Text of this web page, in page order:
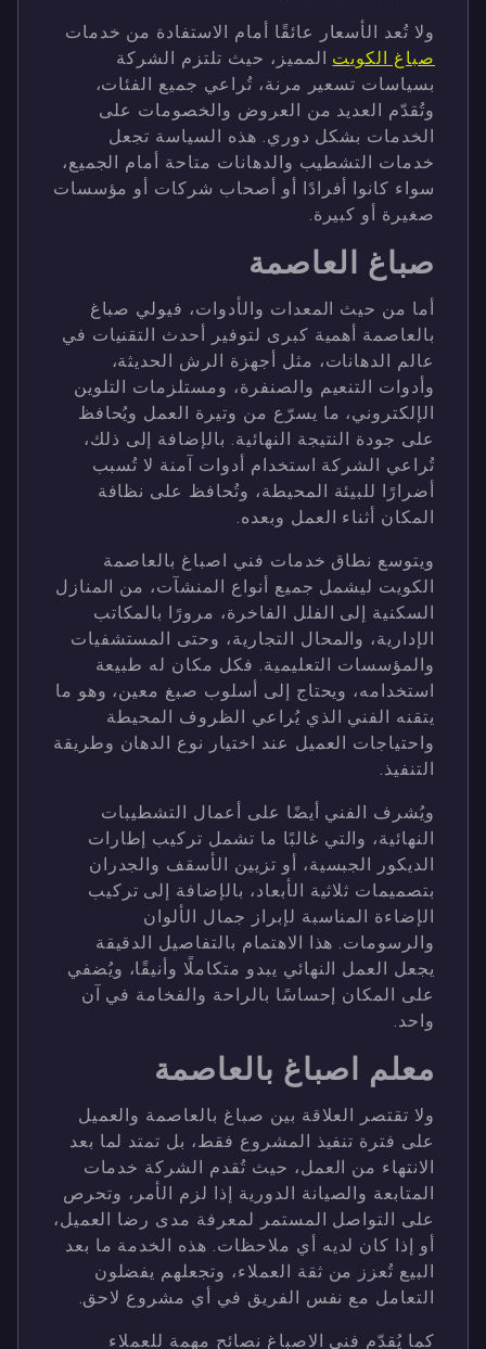
ولا تُعد الأسعار عائقًا أمام الاستفادة من خدمات
صباغ الكويتالمميز، حيث تلتزم الشركة
بسياسات تسعير مرنة، تُراعي جميع الفئات،
وتُقدّم العديد من العروض والخصومات على
الخدمات بشكل دوري. هذه السياسة تجعل
خدمات التشطيب والدهانات متاحة أمام الجميع،
سواء كانوا أفرادًا أو أصحاب شركات أو مؤسسات
صغيرة أو كبيرة.
صباغ العاصمة
أما من حيث المعدات والأدوات، فيولي صباغ
بالعاصمة أهمية كبرى لتوفير أحدث التقنيات في
عالم الدهانات، مثل أجهزة الرش الحديثة،
وأدوات التنعيم والصنفرة، ومستلزمات التلوين
الإلكتروني، ما يسرّع من وتيرة العمل ويُحافظ
على جودة النتيجة النهائية. بالإضافة إلى ذلك،
تُراعي الشركة استخدام أدوات آمنة لا تُسبب
أضرارًا للبيئة المحيطة، وتُحافظ على نظافة
المكان أثناء العمل وبعده.
ويتوسع نطاق خدمات فني اصباغ بالعاصمة
الكويت ليشمل جميع أنواع المنشآت، من المنازل
السكنية إلى الفلل الفاخرة، مرورًا بالمكاتب
الإدارية، والمحال التجارية، وحتى المستشفيات
والمؤسسات التعليمية. فكل مكان له طبيعة
استخدامه، ويحتاج إلى أسلوب صبغ معين، وهو ما
يتقنه الفني الذي يُراعي الظروف المحيطة
واحتياجات العميل عند اختيار نوع الدهان وطريقة
التنفيذ.
ويُشرف الفني أيضًا على أعمال التشطيبات
النهائية، والتي غالبًا ما تشمل تركيب إطارات
الديكور الجبسية، أو تزيين الأسقف والجدران
بتصميمات ثلاثية الأبعاد، بالإضافة إلى تركيب
الإضاءة المناسبة لإبراز جمال الألوان
والرسومات. هذا الاهتمام بالتفاصيل الدقيقة
يجعل العمل النهائي يبدو متكاملًا وأنيقًا، ويُضفي
على المكان إحساسًا بالراحة والفخامة في آن
واحد.
معلم اصباغ بالعاصمة
ولا تقتصر العلاقة بين صباغ بالعاصمة والعميل
على فترة تنفيذ المشروع فقط، بل تمتد لما بعد
الانتهاء من العمل، حيث تُقدم الشركة خدمات
المتابعة والصيانة الدورية إذا لزم الأمر، وتحرص
على التواصل المستمر لمعرفة مدى رضا العميل،
أو إذا كان لديه أي ملاحظات. هذه الخدمة ما بعد
البيع تُعزز من ثقة العملاء، وتجعلهم يفضلون
التعامل مع نفس الفريق في أي مشروع لاحق.
كما يُقدّم فني الاصباغ نصائح مهمة للعملاء